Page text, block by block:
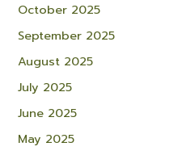
October 2025
September 2025
August 2025
July 2025
June 2025
May 2025